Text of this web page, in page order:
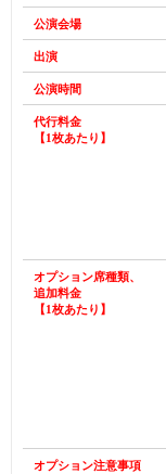
公演会場
出演
公演時間
代行料金
【1枚あたり】
オプション席種類、
追加料金
【1枚あたり】
オプション注意事項